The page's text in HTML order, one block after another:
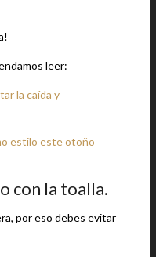
leer:
la caída y
estilo este otoño
con la toalla.
por eso debes evitar